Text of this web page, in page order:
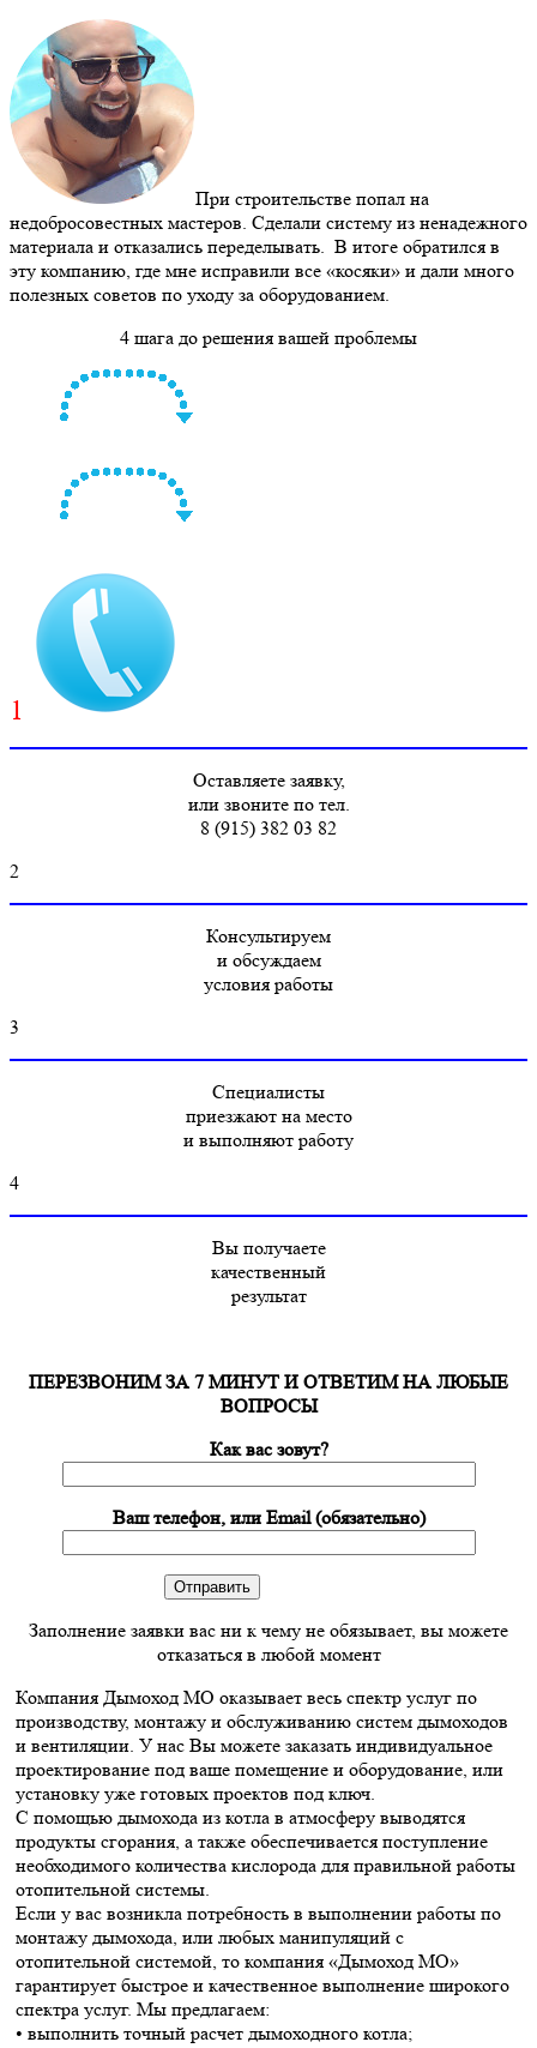
При строительстве попал на
недобросовестных мастеров. Сделали систему из ненадежного
материала и отказались переделывать. В итоге обратился в
эту компанию, где мне исправили все «косяки» и дали много
полезных советов по уходу за оборудованием.
4 шага до решения вашей проблемы
1
Оставляете заявку,
или звоните по тел.
8 (915) 382 03 82
2
Консультируем
и обсуждаем
условия работы
3
Специалисты
приезжают на место
и выполняют работу
4
Вы получаете
качественный
результат
ПЕРЕЗВОНИМ ЗА 7 МИНУТ И ОТВЕТИМ НА ЛЮБЫЕ
ВОПРОСЫ
Как вас зовут?
Ваш телефон, или Email (обязательно)
Заполнение заявки вас ни к чему не обязывает, вы можете
отказаться в любой момент
Компания Дымоход МО оказывает весь спектр услуг по
производству, монтажу и обслуживанию систем дымоходов
и вентиляции. У нас Вы можете заказать индивидуальное
проектирование под ваше помещение и оборудование, или
установку уже готовых проектов под ключ.
С помощью дымохода из котла в атмосферу выводятся
продукты сгорания, а также обеспечивается поступление
необходимого количества кислорода для правильной работы
отопительной системы.
Если у вас возникла потребность в выполнении работы по
монтажу дымохода, или любых манипуляций с
отопительной системой, то компания «Дымоход МО»
гарантирует быстрое и качественное выполнение широкого
спектра услуг. Мы предлагаем:
• выполнить точный расчет дымоходного котла;